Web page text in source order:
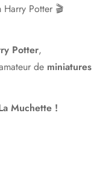
Potter 🎬
Potter,
de miniatures
Muchette !